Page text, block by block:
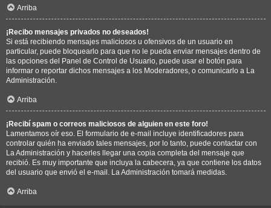
Arriba
¡Recibo mensajes privados no deseados!
Si está recibiendo mensajes maliciosos u ofensivos de un usuario en
particular, puede bloquearlo para que no le pueda enviar mensajes dentro de
las opciones del Panel de Control de Usuario, puede usar el botón para
informar o reportar dichos mensajes a los Moderadores, o comunicarlo a La
Administración.
Arriba
¡Recibí spam o correos maliciosos de alguien en este foro!
Lamentamos oír eso. El formulario de e-mail incluye identificadores para
controlar quién ha enviado tales mensajes, por lo tanto, puede contactar con
La Administración y hacerles llegar una copia completa del mensaje que
recibió. Es muy importante que incluya la cabecera, ya que contiene los datos
del usuario que envió el e-mail. La Administración tomará medidas.
Arriba